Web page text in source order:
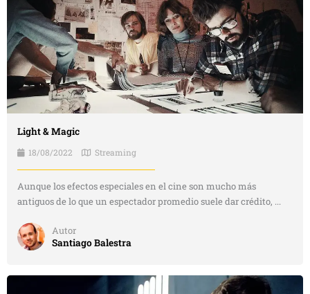
Light & Magic
18/08/2022 Streaming
Aunque los efectos especiales en el cine son mucho más
antiguos de lo que un espectador promedio suele dar crédito, ...
Autor
Santiago Balestra